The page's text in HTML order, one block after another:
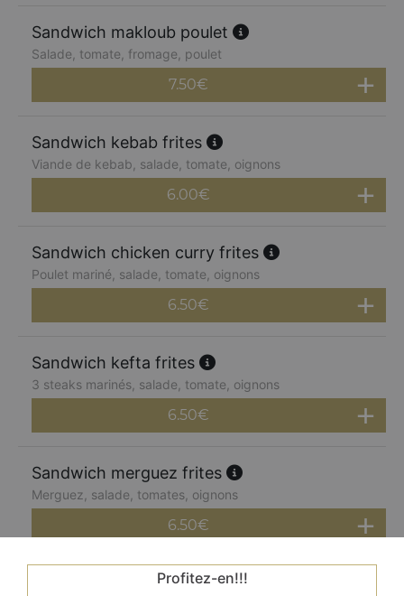
Sandwich makloub poulet
Salade, tomate, fromage, poulet
7.50€
Sandwich kebab frites
Viande de kebab, salade, tomate, oignons
6.00€
Sandwich chicken curry frites
Poulet mariné, salade, tomate, oignons
6.50€
Sandwich kefta frites
3 steaks marinés, salade, tomate, oignons
6.50€
Sandwich merguez frites
Merguez, salade, tomates, oignons
6.50€
Sandwich végétarienProfitez-en!!!